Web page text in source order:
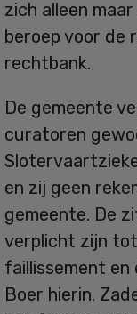
zich alleen
beroep voor de
rechtbank.
De gemeente
curatoren
en zij geen
gemeente. De
verplicht zijn
faillissement en
Boer hierin.